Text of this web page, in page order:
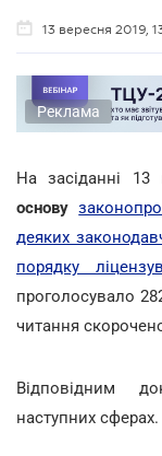
13 вересня 2019,
Реклама
На засіданні
основу
деяких
порядку
проголосувало
читання
Відповідним
наступних сферах.